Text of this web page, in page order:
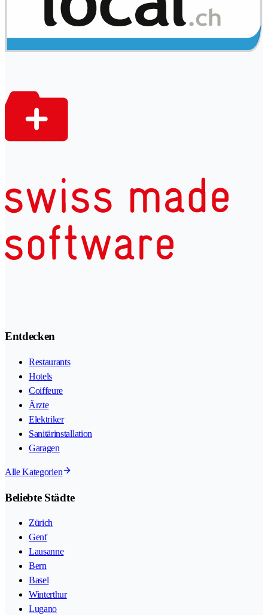
Entdecken
Restaurants
Hotels
Coiffeure
Ärzte
Elektriker
Sanitärinstallation
Garagen
Alle Kategorien
Beliebte Städte
Zürich
Genf
Lausanne
Bern
Basel
Winterthur
Lugano